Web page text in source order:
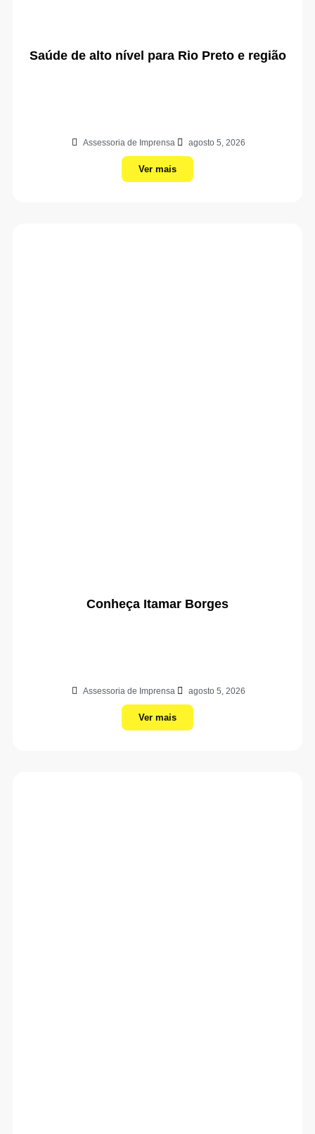
Saúde de alto nível para Rio Preto e região
Assessoria de Imprensa agosto 5, 2026
Ver mais
Conheça Itamar Borges
Assessoria de Imprensa agosto 5, 2026
Ver mais